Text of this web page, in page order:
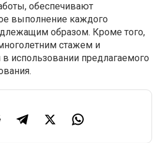
обеспечивают
выполнение каждого
образом. Кроме того,
стажем и
использовании предлагаемого